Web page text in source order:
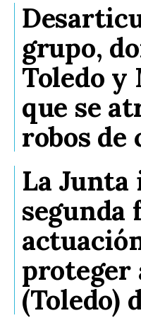
grupo,
Toledo y
que se
robos de
La
segunda
proteger
(Toledo)